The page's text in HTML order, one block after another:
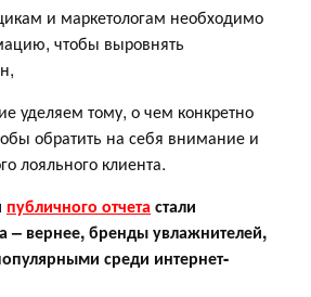
и маркетологам необходимо
чтобы выровнять
уделяем тому, о чем конкретно
обратить на себя внимание и
лояльного клиента.
публичного отчета стали
– вернее, бренды увлажнителей,
среди интернет-